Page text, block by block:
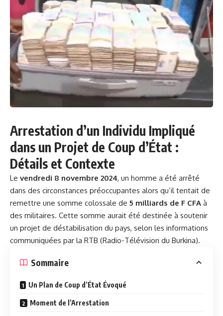
Arrestation d’un Individu Impliqué
dans un Projet de Coup d’État :
Détails et Contexte
Le vendredi 8 novembre 2024, un homme a été arrêté
dans des circonstances préoccupantes alors qu’il tentait de
remettre une somme colossale de 5 milliards de F CFA à
des militaires. Cette somme aurait été destinée à soutenir
un projet de déstabilisation du pays, selon les informations
communiquées par la RTB (Radio-Télévision du Burkina).
Sommaire
Un Plan de Coup d’État Évoqué
Moment de l’Arrestation